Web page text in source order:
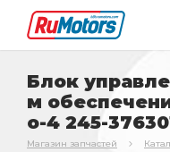
Блок
м
о-4 245-
Магазин запчастей